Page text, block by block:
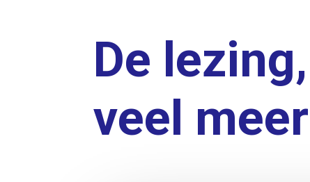
De
veel